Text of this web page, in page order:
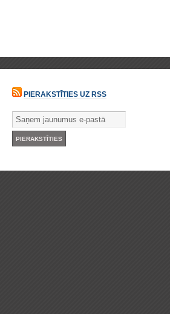
PIERAKSTĪTIES UZ RSS